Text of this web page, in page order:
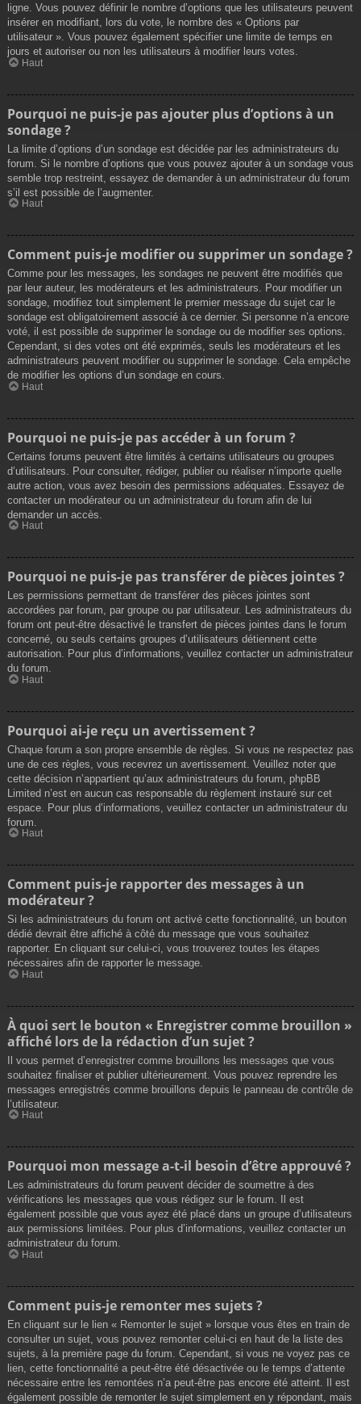
ligne. Vous pouvez définir le nombre d’options que les utilisateurs peuvent
insérer en modifiant, lors du vote, le nombre des « Options par
utilisateur ». Vous pouvez également spécifier une limite de temps en
jours et autoriser ou non les utilisateurs à modifier leurs votes.
Haut
Pourquoi ne puis-je pas ajouter plus d’options à un
sondage ?
La limite d’options d’un sondage est décidée par les administrateurs du
forum. Si le nombre d’options que vous pouvez ajouter à un sondage vous
semble trop restreint, essayez de demander à un administrateur du forum
s’il est possible de l’augmenter.
Haut
Comment puis-je modifier ou supprimer un sondage ?
Comme pour les messages, les sondages ne peuvent être modifiés que
par leur auteur, les modérateurs et les administrateurs. Pour modifier un
sondage, modifiez tout simplement le premier message du sujet car le
sondage est obligatoirement associé à ce dernier. Si personne n’a encore
voté, il est possible de supprimer le sondage ou de modifier ses options.
Cependant, si des votes ont été exprimés, seuls les modérateurs et les
administrateurs peuvent modifier ou supprimer le sondage. Cela empêche
de modifier les options d’un sondage en cours.
Haut
Pourquoi ne puis-je pas accéder à un forum ?
Certains forums peuvent être limités à certains utilisateurs ou groupes
d’utilisateurs. Pour consulter, rédiger, publier ou réaliser n’importe quelle
autre action, vous avez besoin des permissions adéquates. Essayez de
contacter un modérateur ou un administrateur du forum afin de lui
demander un accès.
Haut
Pourquoi ne puis-je pas transférer de pièces jointes ?
Les permissions permettant de transférer des pièces jointes sont
accordées par forum, par groupe ou par utilisateur. Les administrateurs du
forum ont peut-être désactivé le transfert de pièces jointes dans le forum
concerné, ou seuls certains groupes d’utilisateurs détiennent cette
autorisation. Pour plus d’informations, veuillez contacter un administrateur
du forum.
Haut
Pourquoi ai-je reçu un avertissement ?
Chaque forum a son propre ensemble de règles. Si vous ne respectez pas
une de ces règles, vous recevrez un avertissement. Veuillez noter que
cette décision n’appartient qu’aux administrateurs du forum, phpBB
Limited n’est en aucun cas responsable du règlement instauré sur cet
espace. Pour plus d’informations, veuillez contacter un administrateur du
forum.
Haut
Comment puis-je rapporter des messages à un
modérateur ?
Si les administrateurs du forum ont activé cette fonctionnalité, un bouton
dédié devrait être affiché à côté du message que vous souhaitez
rapporter. En cliquant sur celui-ci, vous trouverez toutes les étapes
nécessaires afin de rapporter le message.
Haut
À quoi sert le bouton « Enregistrer comme brouillon »
affiché lors de la rédaction d’un sujet ?
Il vous permet d’enregistrer comme brouillons les messages que vous
souhaitez finaliser et publier ultérieurement. Vous pouvez reprendre les
messages enregistrés comme brouillons depuis le panneau de contrôle de
l’utilisateur.
Haut
Pourquoi mon message a-t-il besoin d’être approuvé ?
Les administrateurs du forum peuvent décider de soumettre à des
vérifications les messages que vous rédigez sur le forum. Il est
également possible que vous ayez été placé dans un groupe d’utilisateurs
aux permissions limitées. Pour plus d’informations, veuillez contacter un
administrateur du forum.
Haut
Comment puis-je remonter mes sujets ?
En cliquant sur le lien « Remonter le sujet » lorsque vous êtes en train de
consulter un sujet, vous pouvez remonter celui-ci en haut de la liste des
sujets, à la première page du forum. Cependant, si vous ne voyez pas ce
lien, cette fonctionnalité a peut-être été désactivée ou le temps d’attente
nécessaire entre les remontées n’a peut-être pas encore été atteint. Il est
également possible de remonter le sujet simplement en y répondant, mais